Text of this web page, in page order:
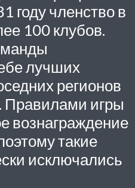
году членство в
100 клубов.
лучших
регионов
Правилами игры
вознаграждение
такие
исключались